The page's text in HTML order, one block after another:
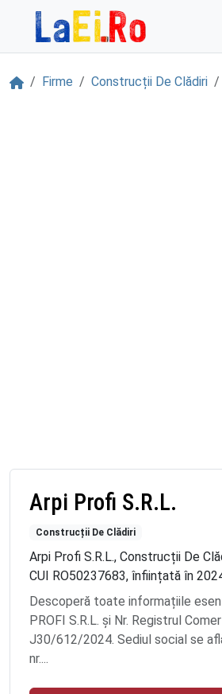
Sari la continut
AcasăFirme Construcții De Clădiri
Arpi Profi S.R.L.
Construcții De Clădiri
Arpi Profi S.R.L., Construcții De
CUI RO50237683, înființată în
Descoperă toate informațiile
PROFI S.R.L. și Nr. Registrul
J30/612/2024. Sediul social se
nr....